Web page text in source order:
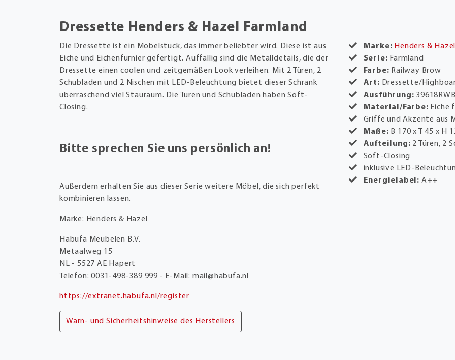
Dressette Henders & Hazel Farmland
Die Dressette ist ein Möbelstück, das immer beliebter wird. Diese ist aus
Eiche und Eichenfurnier gefertigt. Auffällig sind die Metalldetails, die der
Dressette einen coolen und zeitgemäßen Look verleihen. Mit 2 Türen, 2
Schubladen und 2 Nischen mit LED-Beleuchtung bietet dieser Schrank
überraschend viel Stauraum. Die Türen und Schubladen haben Soft-
Closing.
Bitte sprechen Sie uns persönlich an!
Außerdem erhalten Sie aus dieser Serie weitere Möbel, die sich perfekt
kombinieren lassen.
Marke: Henders &
Serie: Farmland
Farbe: Railway Brow
Art: Dressette/
Ausführung:
Material/Farbe: Eiche
Griffe und Akzente aus
Maße: B 170 x T 45 x H
Aufteilung: 2 Türen, 2
Soft-Closing
inklusive LED-
Energielabel: A++
Marke: Henders & Hazel
Habufa Meubelen B.V.
Metaalweg 15
NL - 5527 AE Hapert
Telefon: 0031-498-389 999 - E-Mail: mail@habufa.nl
https://extranet.habufa.nl/register
Warn- und Sicherheitshinweise des Herstellers